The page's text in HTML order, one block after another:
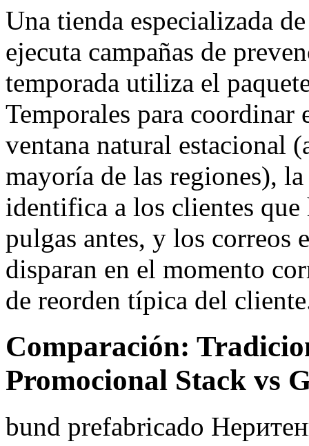
Una tienda especializada
ejecuta campañas de
temporada utiliza el
Temporales para coordinar
ventana natural estacional
mayoría de las regiones),
identifica a los clientes
pulgas antes, y los correos
disparan en el momento
de reorden típica del
Comparación:
Promocional Stack vs
bund prefabricado